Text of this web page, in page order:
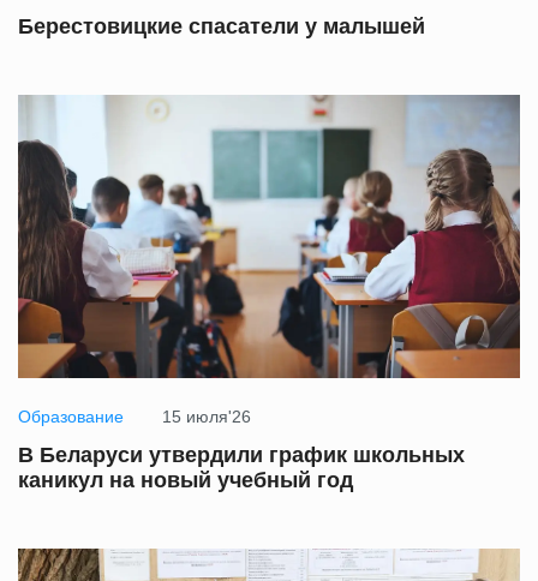
Берестовицкие спасатели у малышей
Образование 15 июля'26
В Беларуси утвердили график школьных
каникул на новый учебный год